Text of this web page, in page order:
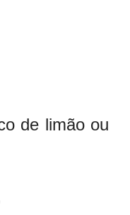
de limão ou